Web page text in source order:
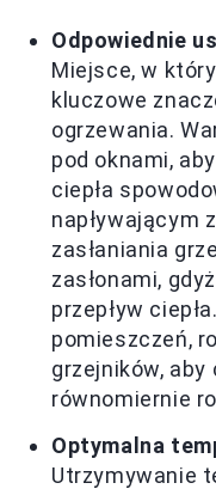
Odpowiednie
Miejsce, w
kluczowe
ogrzewania.
pod oknami,
ciepła
napływającym
zasłaniania
zasłonami,
przepływ
pomieszczeń,
grzejników, aby
równomiernie
Optymalna
Utrzymywanie